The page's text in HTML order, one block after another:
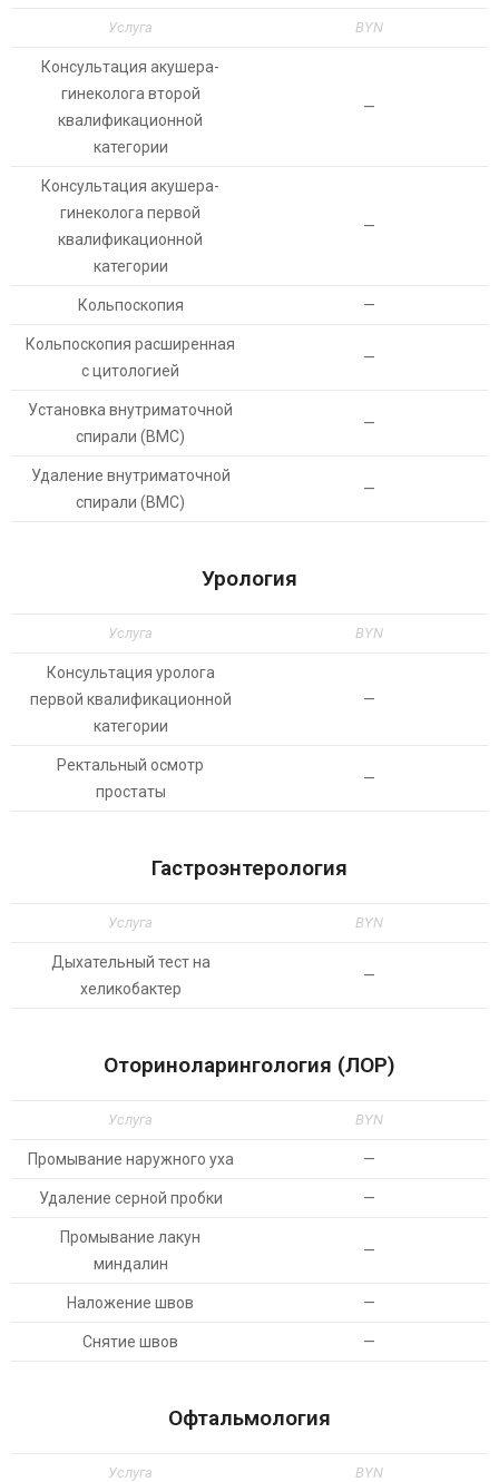
Услуга BYN
Консультация акушера-
гинеколога второй
квалификационной
категории
—
Консультация акушера-
гинеколога первой
квалификационной
категории
—
Кольпоскопия —
Кольпоскопия расширенная
с цитологией
—
Установка внутриматочной
спирали (ВМС)
—
Удаление внутриматочной
спирали (ВМС)
—
Урология
Услуга BYN
Консультация уролога
первой квалификационной
категории
—
Ректальный осмотр
простаты
—
Гастроэнтерология
Услуга BYN
Дыхательный тест на
хеликобактер
—
Оториноларингология (ЛОР)
Услуга BYN
Промывание наружного уха —
Удаление серной пробки —
Промывание лакун
миндалин
—
Наложение швов —
Снятие швов —
Офтальмология
Услуга BYN